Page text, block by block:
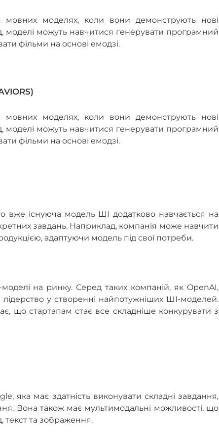
мовних моделях, коли вони демонструють нові
моделі можуть навчитися генерувати програмний
фільми на основі емодзі.
мовних моделях, коли вони демонструють нові
моделі можуть навчитися генерувати програмний
фільми на основі емодзі.
вже існуюча модель ШІ додатково навчається на
завдань. Наприклад, компанія може навчити
адаптуючи модель під свої потреби.
на ринку. Серед таких компаній, як OpenAI,
у створенні найпотужніших ШІ-моделей.
що стартапам стає все складніше конкурувати з
яка має здатність виконувати складні завдання,
Вона також має мультимодальні можливості, що
текст та зображення.